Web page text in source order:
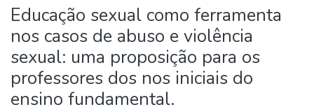
Statistics
The Repository
Educação sexual como ferramenta
nos casos de abuso e violência
sexual: uma proposição para os
professores dos nos iniciais do
ensino fundamental.